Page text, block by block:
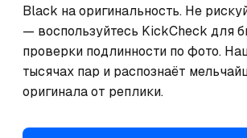
Black на оригинальность. Не
— воспользуйтесь KickCheck для
проверки подлинности по фото.
тысячах пар и распознаёт
оригинала от реплики.